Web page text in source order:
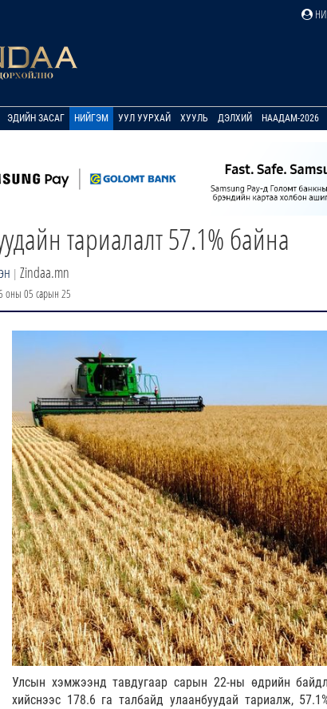
ЭДИЙН ЗАСАГ НИЙГЭМ УУЛ УУРХАЙ ХУУЛЬ ДЭЛХИЙ НААДАМ-2026
тариалалт 57.1% байна
| Zindaa.mn
оны 05 сарын 25
Улсын хэмжээнд тавдугаар сарын 22-ны өдрийн
хийснээс 178.6 га талбайд улаанбуудай тариалж,